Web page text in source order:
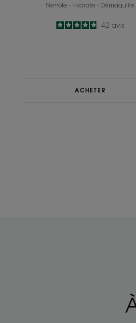
Nettoie - Hydrate - Démaquille
4.8
/
5
42 avis
ACHETER